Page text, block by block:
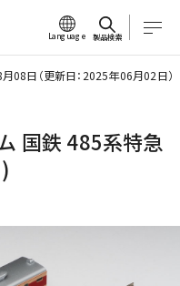
Language 製品検索
国鉄 485系特急
08日（更新日：2025年06月02日）